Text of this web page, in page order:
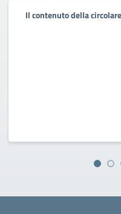
Il contenuto della